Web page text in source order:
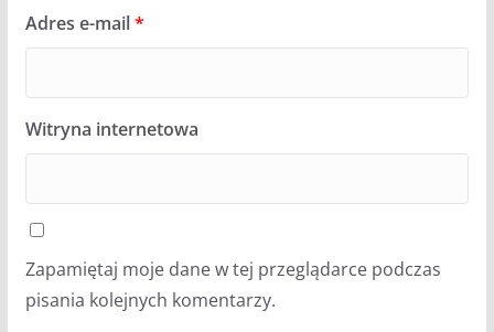
Adres e-mail*
Witryna internetowa
Zapamiętaj moje dane w tej przeglądarce podczas
pisania kolejnych komentarzy.